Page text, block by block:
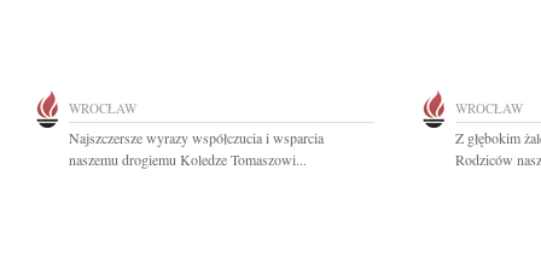
WROCŁAW
Najszczersze wyrazy współczucia i wsparcia
naszemu drogiemu Koledze Tomaszowi...
WROCŁAW
Z głębokim
Rodziców